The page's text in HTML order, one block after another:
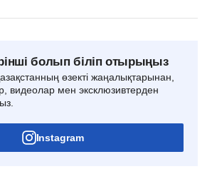
болып біліп отырыңыз
өзекті жаңалықтарынан,
видеолар мен эксклюзивтерден
Instagram